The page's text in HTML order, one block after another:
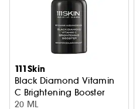
111Skin
Black Diamond Vitamin
C Brightening Booster
Booster Iluminador
20 ML